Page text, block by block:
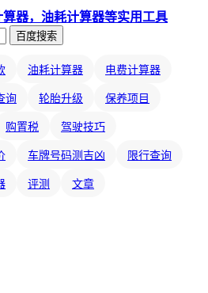
百度搜索
油耗计算器 电费计算器
询 轮胎升级 保养项目
购置税 驾驶技巧
车牌号码测吉凶 限行查询
评测 文章